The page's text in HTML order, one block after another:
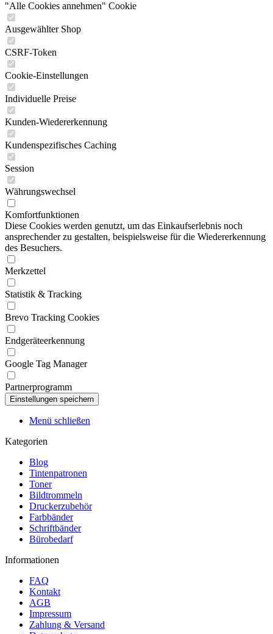
"Alle Cookies annehmen" Cookie
Ausgewählter Shop
CSRF-Token
Cookie-Einstellungen
Individuelle Preise
Kunden-Wiedererkennung
Kundenspezifisches Caching
Session
Währungswechsel
Komfortfunktionen
Diese Cookies werden genutzt, um das Einkaufserlebnis noch
ansprechender zu gestalten, beispielsweise für die Wiedererkennung
des Besuchers.
Merkzettel
Statistik & Tracking
Brevo Tracking Cookies
Endgeräteerkennung
Google Tag Manager
Partnerprogramm
Menü schließen
Kategorien
Blog
Tintenpatronen
Toner
Bildtrommeln
Druckerzubehör
Farbbänder
Schriftbänder
Bürobedarf
Informationen
FAQ
Kontakt
AGB
Impressum
Zahlung & Versand